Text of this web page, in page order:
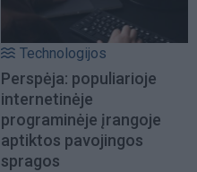
Technologijos
Perspėja: populiarioje
internetinėje
programinėje įrangoje
aptiktos pavojingos
spragos